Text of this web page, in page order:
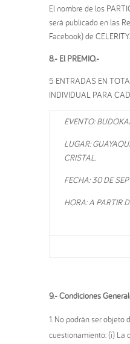
El nombre de los
será publicado en las
Facebook) de CELERITY.
8.- El PREMIO.-
5 ENTRADAS EN
INDIVIDUAL PARA
EVENTO:
LUGAR:
CRISTAL.
FECHA: 30 DE
HORA: A PARTIR
9.-Condiciones
No podrán ser objeto
cuestionamiento: (i) La